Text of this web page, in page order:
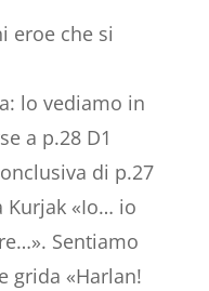
eroe che si
lo vediamo in
a p.28 D1
di p.27
Kurjak «Io… io
Sentiamo
grida «Harlan!